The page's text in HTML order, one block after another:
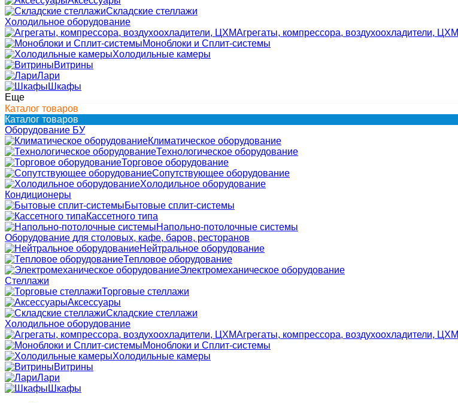
Складские стеллажи
Холодильное оборудование
Агрегаты, компрессора, воздухоохладители, ЦХМ
Моноблоки и Сплит-системы
Холодильные камеры
Витрины
Лари
Шкафы
Еще
Каталог товаров
Каталог товаров
Оборудование БУ
Климатическое оборудование
Технологическое оборудование
Торговое оборудование
Сопутствующее оборудование
Холодильное оборудование
Кондиционеры
Бытовые сплит-системы
Кассетного типа
Напольно-потолочные системы
Оборудование для столовых, кафе, баров, ресторанов
Нейтральное оборудование
Тепловое оборудование
Электромеханическое оборудование
Стеллажи
Торговые стеллажи
Аксессуары
Складские стеллажи
Холодильное оборудование
Агрегаты, компрессора, воздухоохладители, ЦХМ
Моноблоки и Сплит-системы
Холодильные камеры
Витрины
Лари
Шкафы